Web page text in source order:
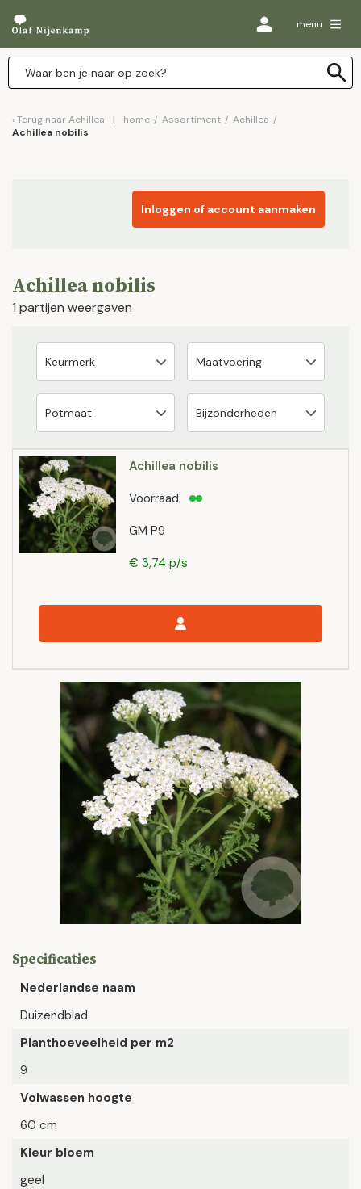
menu
Terug naar Achillea home / Assortiment / Achillea /
Achillea nobilis
Inloggen of account aanmaken
Achillea nobilis
1 partijen weergaven
Achillea nobilis
GM P9
Voorraad:
€ 3,74 p/s
Specificaties
Nederlandse naam
Duizendblad
Planthoeveelheid per m2
9
Volwassen hoogte
60 cm
Kleur bloem
geel